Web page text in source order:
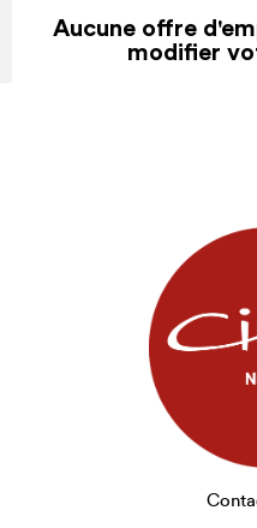
Mon
Aucune offre
modifier